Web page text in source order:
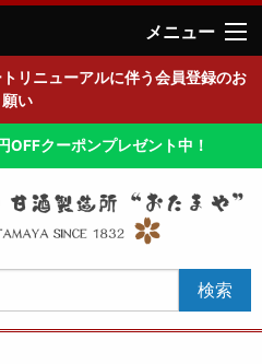
メニュー
リニューアルに伴う会員登録のお
願い
クーポンプレゼント中！